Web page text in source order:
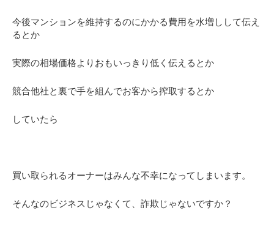
今後マンションを維持するのにかかる費用を水増しして伝え
るとか
実際の相場価格よりおもいっきり低く伝えるとか
競合他社と裏で手を組んでお客から搾取するとか
していたら
買い取られるオーナーはみんな不幸になってしまいます。
そんなのビジネスじゃなくて、詐欺じゃないですか？